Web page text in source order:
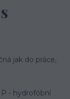
jak do práce,
- hydrofóbní